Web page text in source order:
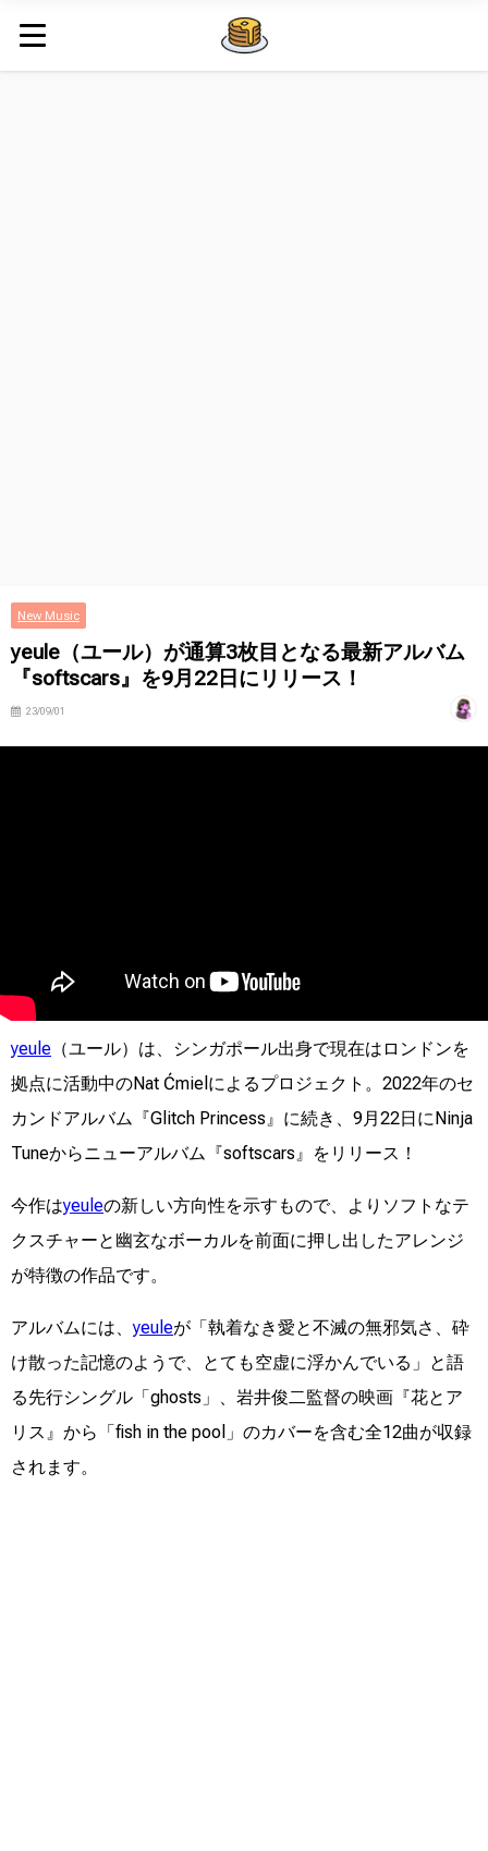
New Music
yeule（ユール）が通算3枚目となる最新アルバム
『softscars』を9月22日にリリース！
23/09/01
yeule （ユール）は、シンガポール出身で現在はロンドンを
拠点に活動中のNat Ćmielによるプロジェクト。2022年のセ
カンドアルバム『Glitch Princess』に続き、9月22日にNinja
Tuneからニューアルバム『softscars』をリリース！
今作はyeuleの新しい方向性を示すもので、よりソフトなテ
クスチャーと幽玄なボーカルを前面に押し出したアレンジ
が特徴の作品です。
アルバムには、yeuleが「執着なき愛と不滅の無邪気さ、砕
け散った記憶のようで、とても空虚に浮かんでいる」と語
る先行シングル「ghosts」、岩井俊二監督の映画『花とア
リス』から「fish in the pool」のカバーを含む全12曲が収録
されます。